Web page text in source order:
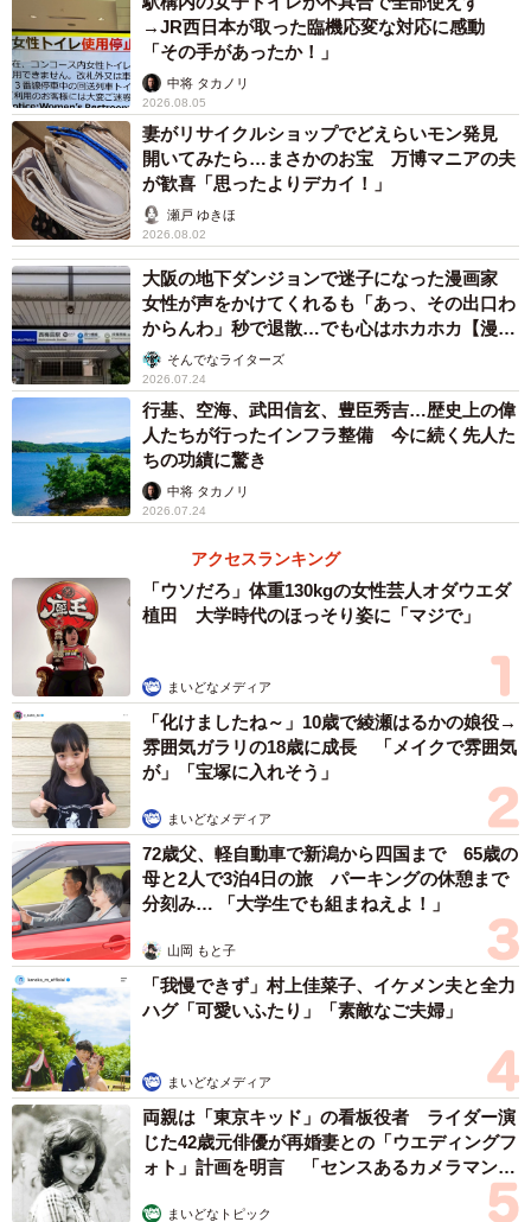
3/5
洗いざらしのタオルの上でくつろぐハルちゃん
子猫たちは、ひとまず一晩だけ預かってくれる男性の家に
行った。翌日、千阪さんが車で迎えに行き、動物病院に連
れて行った。軽い猫風邪をひいていたが、大きな異常はな
かった。特に警戒するような様子はなく、ケージに入れて
様子を見た。ごはんを食べて安心したのか2匹はくっついて
眠り、起きるとゲージの中を探検し、また眠った。疲れて
いるようで、とにかくよく寝たという。ケージから出すと
千阪さんによじ登り、膝の上で2匹で寝ていた。
千阪さんは犬を飼っていたが、最初、お互い匂いを嗅いだ
くらいで、どちらもそれほど興味は示さなかった。
育てているうちに愛情がわいて手離せず
4/5
遊び疲れてくたくたのルナちゃん
→JR西日本が取った臨機応変な対応に感動
「その手があったか！」
中将 タカノリ
2026.08.05
妻がリサイクルショップでどえらいモン発見
開いてみたら…まさかのお宝 万博マニアの夫
が歓喜「思ったよりデカイ！」
瀬戸 ゆきほ
2026.08.02
大阪の地下ダンジョンで迷子になった漫画家
女性が声をかけてくれるも「あっ、その出口わ
からんわ」秒で退散…でも心はホカホカ【漫
画】そんでなライターズ
2026.07.24
行基、空海、武田信玄、豊臣秀吉…歴史上の偉
人たちが行ったインフラ整備 今に続く先人た
ちの功績に驚き
中将 タカノリ
2026.07.24
アクセスランキング
「ウソだろ」体重130kgの女性芸人オダウエダ
植田 大学時代のほっそり姿に「マジで」
まいどなメディア
「化けましたね～」10歳で綾瀬はるかの娘役→
雰囲気ガラリの18歳に成長 「メイクで雰囲気
が」「宝塚に入れそう」
まいどなメディア
72歳父、軽自動車で新潟から四国まで 65歳の
母と2人で3泊4日の旅 パーキングの休憩まで
分刻み… 「大学生でも組まねえよ！」
山岡 もと子
「我慢できず」村上佳菜子、イケメン夫と全力
ハグ「可愛いふたり」「素敵なご夫婦」
まいどなメディア
両親は「東京キッド」の看板役者 ライダー演
じた42歳元俳優が再婚妻との「ウエディングフ
ォト」計画を明言 「センスあるカメラマン求
まいどなトピック